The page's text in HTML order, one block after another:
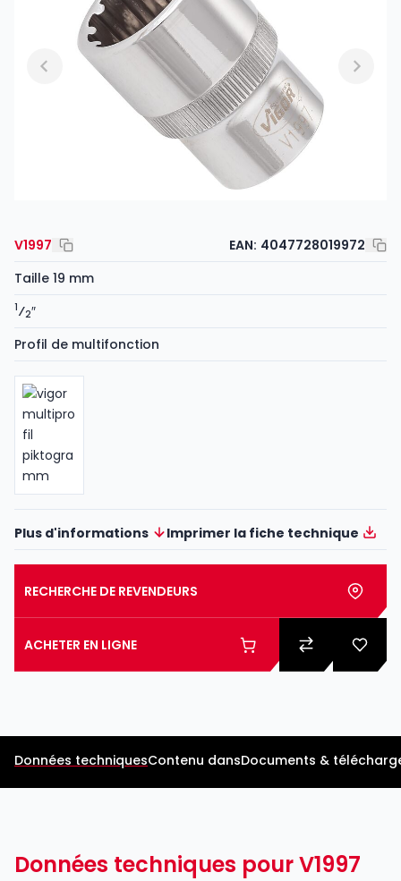
V1997 EAN: 4047728019972
Taille 19 mm
1⁄2″
Profil de multifonction
Plus d'informations Imprimer la fiche technique
RECHERCHE DE REVENDEURS
ACHETER EN LIGNE
Données techniquesContenu dansDocuments &
Données techniques pour V1997